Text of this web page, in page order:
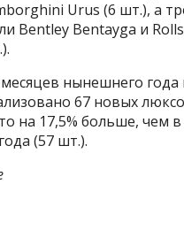
Urus (6 шт.), а
Bentley Bentayga и
нынешнего
67 новых
на 17,5% больше, чем
(57 шт.).